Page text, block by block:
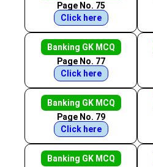
Page No. 75
Click here
Banking GK MCQ
Page No. 77
Click here
Banking GK MCQ
Page No. 79
Click here
Banking GK MCQ